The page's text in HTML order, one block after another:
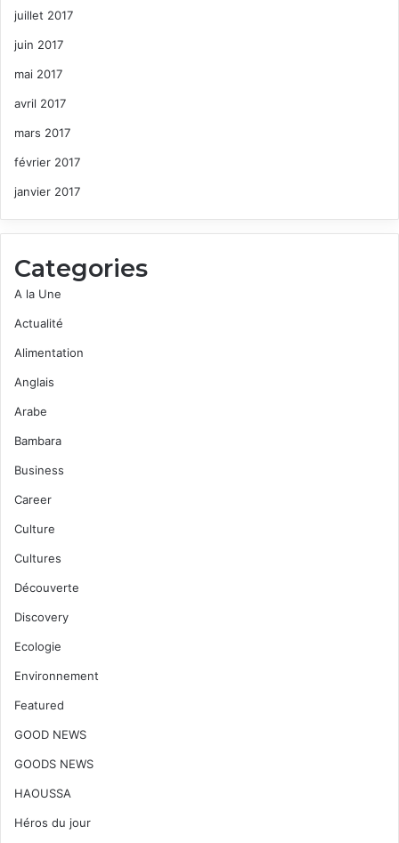
juillet 2017
juin 2017
mai 2017
avril 2017
mars 2017
février 2017
janvier 2017
Categories
A la Une
Actualité
Alimentation
Anglais
Arabe
Bambara
Business
Career
Culture
Cultures
Découverte
Discovery
Ecologie
Environnement
Featured
GOOD NEWS
GOODS NEWS
HAOUSSA
Héros du jour